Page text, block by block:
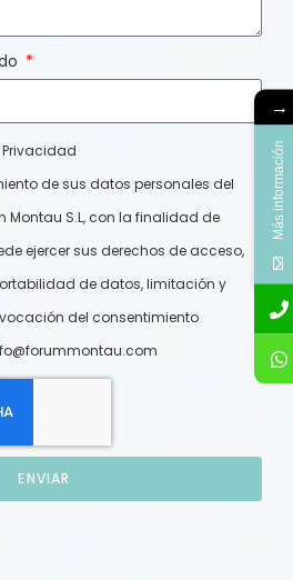
de sus datos personales del
Montau S.L, con la finalidad de
ejercer sus derechos de acceso,
de datos, limitación y
del consentimiento
ENVIAR
→
Más información